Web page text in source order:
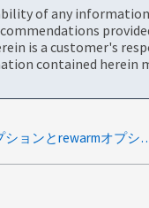
of any
is a customer's
contained herein
FlashCacheのmbuf_insertsオプションとrewarmオプシ